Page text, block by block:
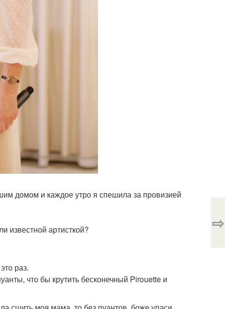
домом и каждое утро я спешила за провизией
известной артисткой?
раз.
что бы крутить бесконечный Pirouette и
⇨